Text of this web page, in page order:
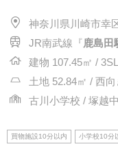
神奈川県川崎市幸
JR南武線『 鹿島田
建物 107.45㎡ /
土地 52.84㎡ / 西向
古川小学校 / 塚越
買物施設10分以内 小学校10分